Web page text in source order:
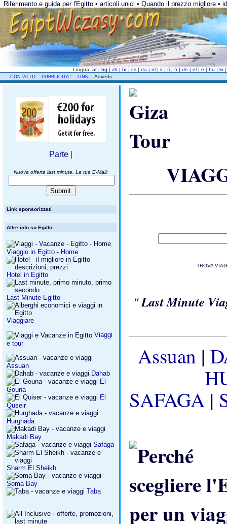
Riferimento e guida per l'Egitto • articoli unici • Quando il prezzo migliore
Lingua:ar |bg |zh |hr |cs |da |nl |it |fi |fr |de |el |e |hu |lo
:: CONTATTO :: PUBBLICITA ' :: LINK :: Adverts
Parte
Nuova offerta last minute. La tua E-Mail:
Link sponsorizzati
Altre info su Egitto
Viaggio in Egitto - Home
Hotel in Egitto
Last Minute Egitto
Viaggiare
Viaggi
e tour
Assuan
Dahab
El
Gouna
El
Quseir
Hurghada
Makadi Bay
Safaga
Sharm El Sheikh
Soma Bay
Taba
TROVA
"Last Minute
Assuan |
SAFAGA |